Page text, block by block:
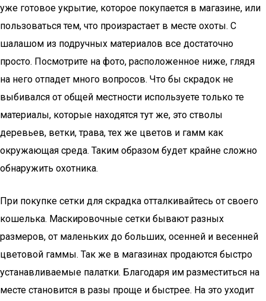
уже готовое укрытие, которое покупается в магазине, или
пользоваться тем, что произрастает в месте охоты. С
шалашом из подручных материалов все достаточно
просто. Посмотрите на фото, расположенное ниже, глядя
на него отпадет много вопросов. Что бы скрадок не
выбивался от общей местности используете только те
материалы, которые находятся тут же, это стволы
деревьев, ветки, трава, тех же цветов и гамм как
окружающая среда. Таким образом будет крайне сложно
обнаружить охотника.
При покупке сетки для скрадка отталкивайтесь от своего
кошелька. Маскировочные сетки бывают разных
размеров, от маленьких до больших, осенней и весенней
цветовой гаммы. Так же в магазинах продаются быстро
устанавливаемые палатки. Благодаря им разместиться на
месте становится в разы проще и быстрее. На это уходит